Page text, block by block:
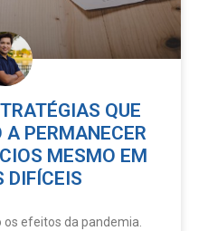
QUE
PERMANECER
MESMO EM
DIFÍCEIS
efeitos da pandemia.